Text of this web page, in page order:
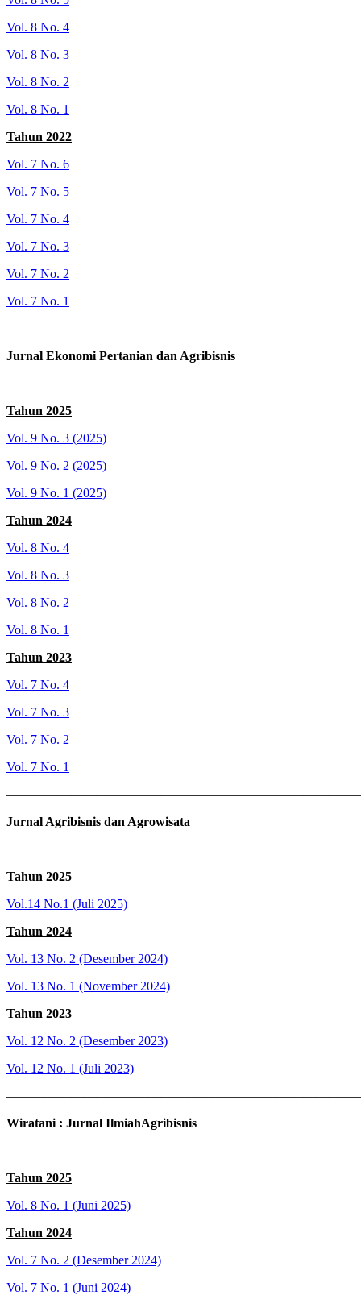
Vol. 8 No. 4
Vol. 8 No. 3
Vol. 8 No. 2
Vol. 8 No. 1
Tahun 2022
Vol. 7 No. 6
Vol. 7 No. 5
Vol. 7 No. 4
Vol. 7 No. 3
Vol. 7 No. 2
Vol. 7 No. 1
Jurnal Ekonomi Pertanian dan Agribisnis
Tahun 2025
Vol. 9 No. 3 (2025)
Vol. 9 No. 2 (2025)
Vol. 9 No. 1 (2025)
Tahun 2024
Vol. 8 No. 4
Vol. 8 No. 3
Vol. 8 No. 2
Vol. 8 No. 1
Tahun 2023
Vol. 7 No. 4
Vol. 7 No. 3
Vol. 7 No. 2
Vol. 7 No. 1
Jurnal Agribisnis dan Agrowisata
Tahun 2025
Vol.14 No.1 (Juli 2025)
Tahun 2024
Vol. 13 No. 2 (Desember 2024)
Vol. 13 No. 1 (November 2024)
Tahun 2023
Vol. 12 No. 2 (Desember 2023)
Vol. 12 No. 1 (Juli 2023)
Wiratani : Jurnal IlmiahAgribisnis
Tahun 2025
Vol. 8 No. 1 (Juni 2025)
Tahun 2024
Vol. 7 No. 2 (Desember 2024)
Vol. 7 No. 1 (Juni 2024)